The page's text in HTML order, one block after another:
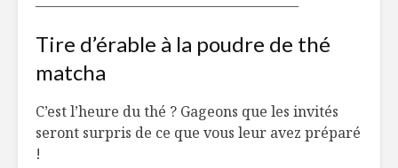
——————————————————–
Tire d’érable à la poudre de thé
matcha
C’est l’heure du thé ? Gageons que les invités
seront surpris de ce que vous leur avez préparé
!